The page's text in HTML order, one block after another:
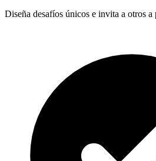
Diseña desafíos únicos e invita a otros a